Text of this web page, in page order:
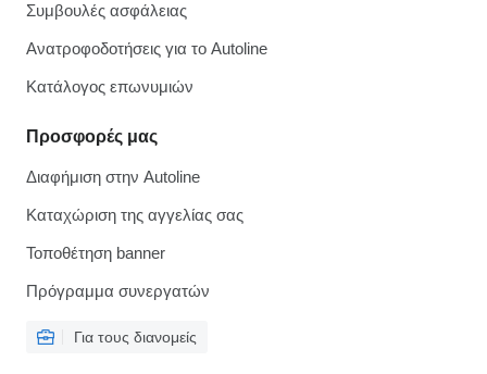
Συμβουλές ασφάλειας
Ανατροφοδοτήσεις για το Autoline
Κατάλογος επωνυμιών
Προσφορές μας
Διαφήμιση στην Autoline
Καταχώριση της αγγελίας σας
Τοποθέτηση banner
Πρόγραμμα συνεργατών
Για τους διανομείς